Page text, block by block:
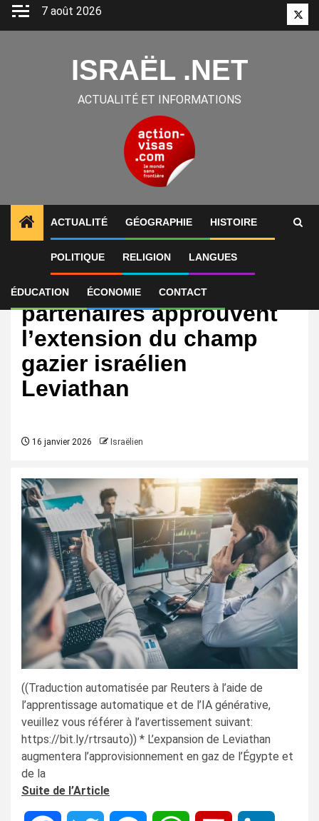
Aller
7 août 2026
ISRAËL .NET
ACTUALITÉ ET INFORMATIONS
ACTUALITÉ GÉOGRAPHIE HISTOIRE
POLITIQUE RELIGION LANGUES
ÉDUCATION ÉCONOMIE CONTACT
International
Chevron et ses
partenaires approuvent
l’extension du champ
gazier israélien
Leviathan
16 janvier 2026 Israëlien
((Traduction automatisée par Reuters à l’aide de
l’apprentissage automatique et de l’IA générative,
veuillez vous référer à l’avertissement suivant:
https://bit.ly/rtrsauto)) * L’expansion de Leviathan
augmentera l’approvisionnement en gaz de l’Égypte et
de la
Suite de l’Article